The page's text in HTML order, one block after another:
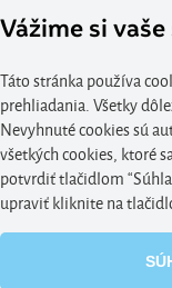
Vážime si
Táto stránka používa
prehliadania. Všetky
Nevyhnuté cookies sú
všetkých cookies, ktoré
potvrdiť tlačidlom
upraviť kliknite na